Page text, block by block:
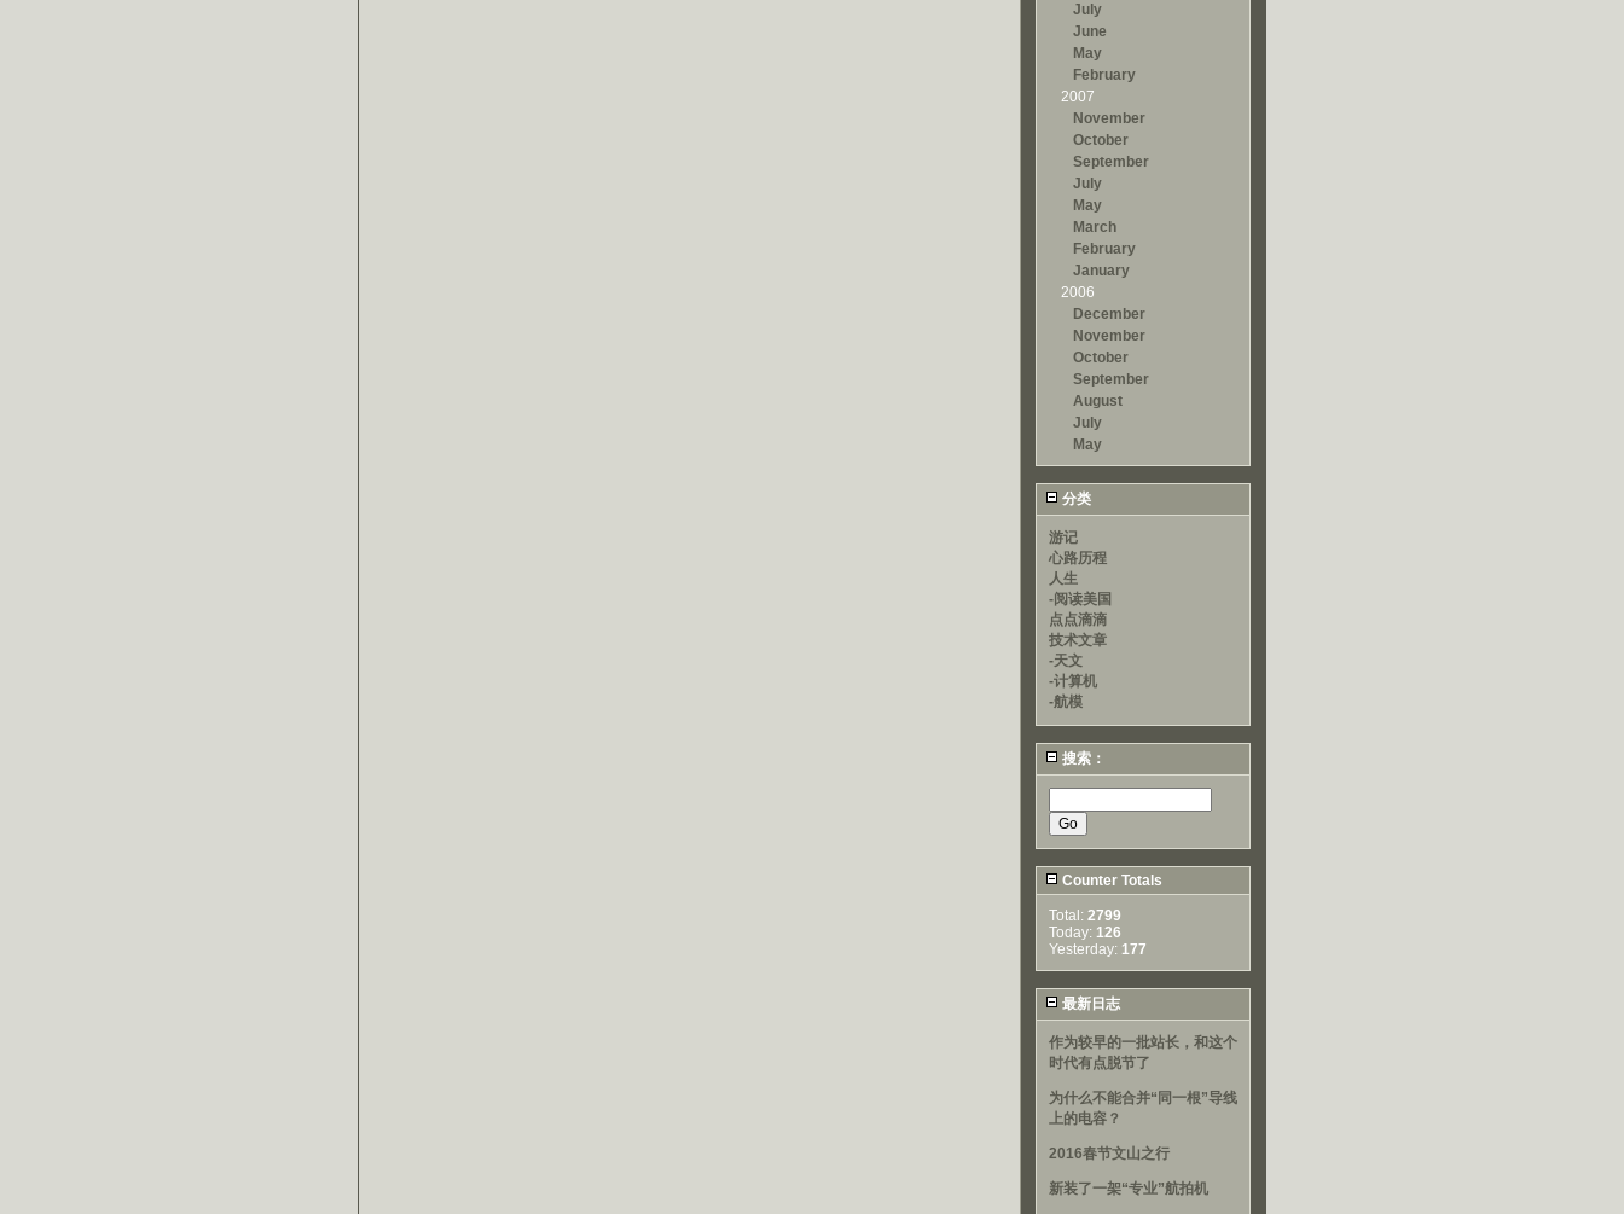
July
June
May
February
2007
November
October
September
July
May
March
February
January
2006
December
November
October
September
August
July
May
分类
游记
心路历程
人生
-阅读美国
点点滴滴
技术文章
-天文
-计算机
-航模
搜索：
Counter Totals
Total: 2799
Today: 126
Yesterday: 177
最新日志
作为较早的一批站长，和这个
时代有点脱节了
为什么不能合并“同一根”导线
上的电容？
2016春节文山之行
新装了一架“专业”航拍机